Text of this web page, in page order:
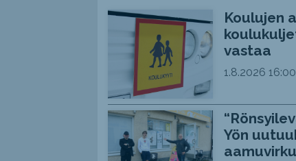
Koulujen
vastaa
1.8.2026 16:00
Yön